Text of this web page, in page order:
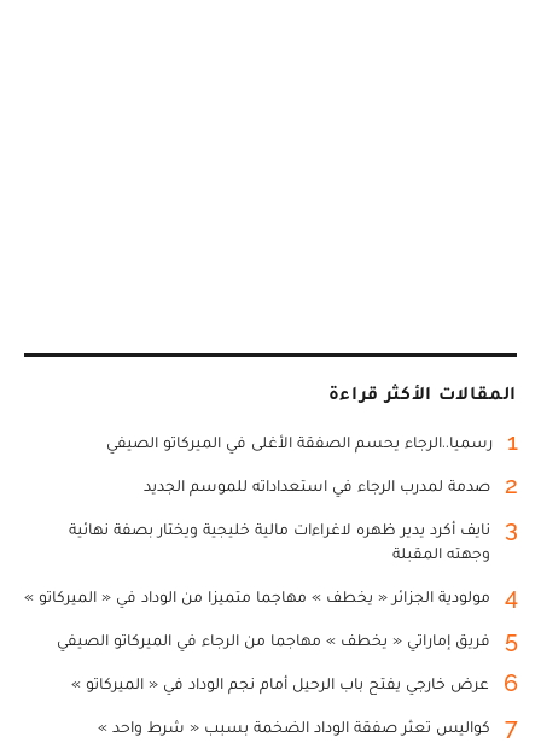
المقالات الأكثر قراءة
1 رسميا..الرجاء يحسم الصفقة الأغلى في الميركاتو الصيفي
2 صدمة لمدرب الرجاء في استعداداته للموسم الجديد
3
نايف أكرد يدير ظهره لاغراءات مالية خليجية ويختار بصفة نهائية
وجهته المقبلة
4 مولودية الجزائر « يخطف » مهاجما متميزا من الوداد في « الميركاتو »
5 فريق إماراتي « يخطف » مهاجما من الرجاء في الميركاتو الصيفي
6 عرض خارجي يفتح باب الرحيل أمام نجم الوداد في « الميركاتو »
7 كواليس تعثر صفقة الوداد الضخمة بسبب « شرط واحد »